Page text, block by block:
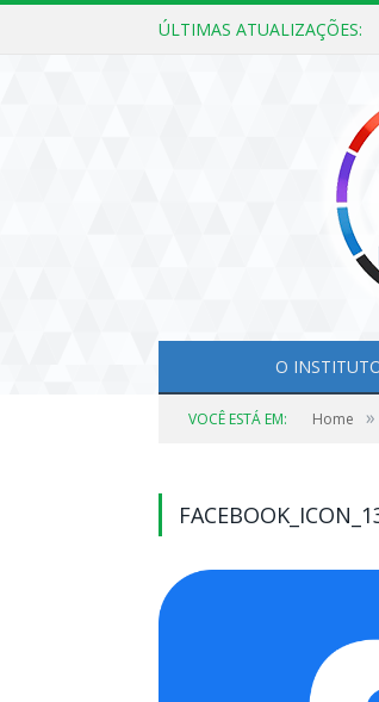
ÚLTIMAS ATUALIZAÇÕES:
O
VOCÊ ESTÁ EM: Home »